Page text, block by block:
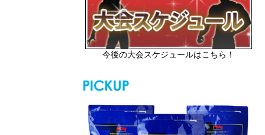
今後の大会スケジュールはこちら！